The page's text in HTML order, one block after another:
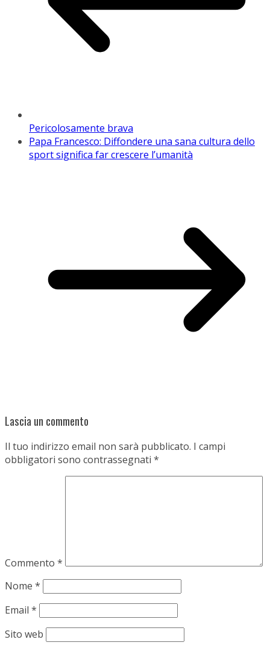
Pericolosamente brava
Papa Francesco: Diffondere una sana cultura dello
sport significa far crescere l’umanità
Lascia un commento
Il tuo indirizzo email non sarà pubblicato. I campi
obbligatori sono contrassegnati *
Commento *
Nome *
Email *
Sito web